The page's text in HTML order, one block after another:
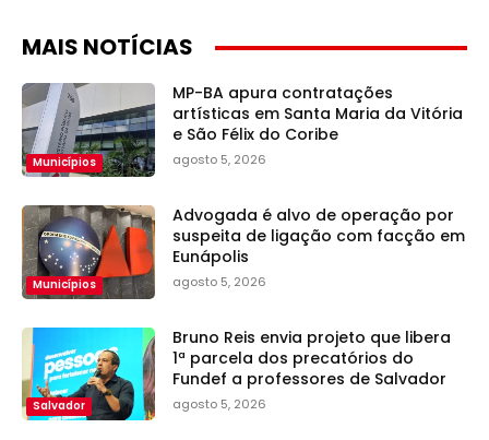
MAIS NOTÍCIAS
Municípios
MP-BA apura contratações
artísticas em Santa Maria da Vitória
e São Félix do Coribe
agosto 5, 2026
Municípios
Advogada é alvo de operação por
suspeita de ligação com facção em
Eunápolis
agosto 5, 2026
Salvador
Bruno Reis envia projeto que libera
1ª parcela dos precatórios do
Fundef a professores de Salvador
agosto 5, 2026